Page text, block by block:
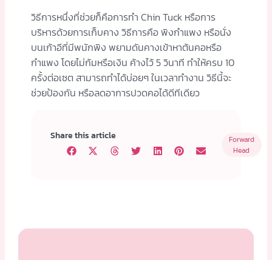
วิธีการหนึ่งที่ช่วยก็คือการทำ Chin Tuck หรือการ
บริหารด้วยการเก็บคาง วิธีการคือ พิงกำแพง หรือนั่ง
บนเก้าอีที่มีพนักพิง พยามดันคางเข้าหาต้นคอหรือ
กำแพง โดยไม่ก้มหรือเงิน ค้างไว้ 5 วินาที ทำให้ครบ 10
ครั้งต่อเซต สามารถทำได้บ่อยๆ ในเวลาทำงาน วิธีนี้จะ
ช่วยป้องกัน หรือลดอาการปวดคอได้ดีทีเดียว
Share this article
Forward
Head